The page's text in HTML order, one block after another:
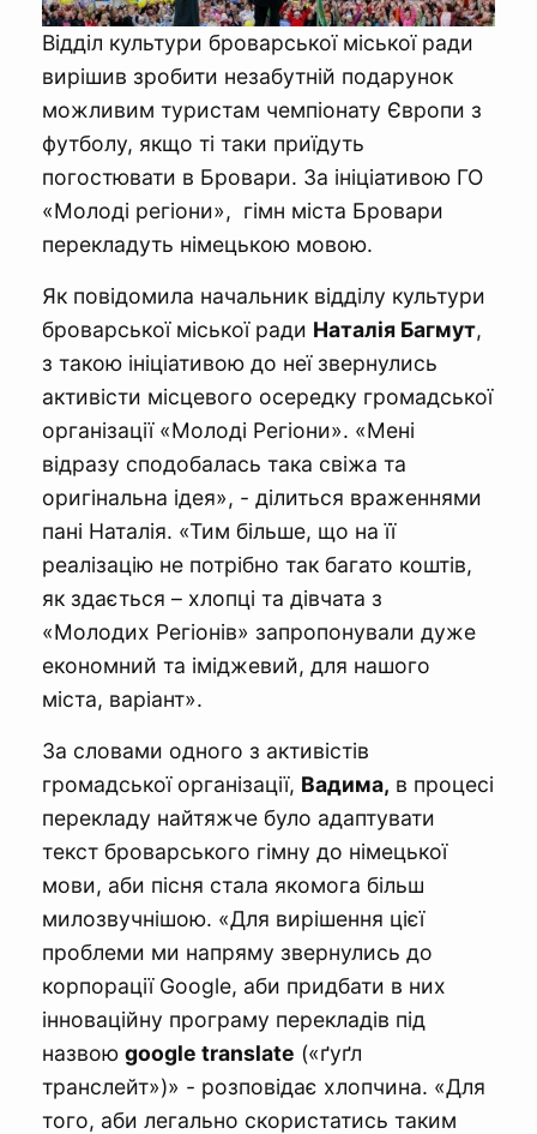
Відділ культури броварської міської ради
вирішив зробити незабутній подарунок
можливим туристам чемпіонату Європи з
футболу, якщо ті таки приїдуть
погостювати в Бровари. За ініціативою ГО
«Молоді регіони», гімн міста Бровари
перекладуть німецькою мовою.
Як повідомила начальник відділу культури
броварської міської ради Наталія Багмут,
з такою ініціативою до неї звернулись
активісти місцевого осередку громадської
організації «Молоді Регіони». «Мені
відразу сподобалась така свіжа та
оригінальна ідея», - ділиться враженнями
пані Наталія. «Тим більше, що на її
реалізацію не потрібно так багато коштів,
як здається – хлопці та дівчата з
«Молодих Регіонів» запропонували дуже
економний та іміджевий, для нашого
міста, варіант».
За словами одного з активістів
громадської організації, Вадима, в процесі
перекладу найтяжче було адаптувати
текст броварського гімну до німецької
мови, аби пісня стала якомога більш
милозвучнішою. «Для вирішення цієї
проблеми ми напряму звернулись до
корпорації Google, аби придбати в них
інноваційну програму перекладів під
назвою google translate («ґуґл
транслейт»)» - розповідає хлопчина. «Для
того, аби легально скористатись таким